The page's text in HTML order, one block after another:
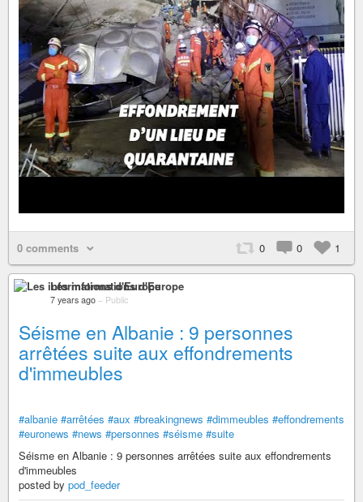
0 comments 0 0 1
Les informations d'Europe
7 years ago – Public
Séisme en Albanie : 9 personnes
arrêtées suite aux effondrements
d'immeubles
#albanie #arrêtées #aux #breakingnews #dimmeubles #effondrements
#euronews #news #personnes #séisme #suite
Séisme en Albanie : 9 personnes arrêtées suite aux effondrements
d'immeubles
posted by pod_feeder